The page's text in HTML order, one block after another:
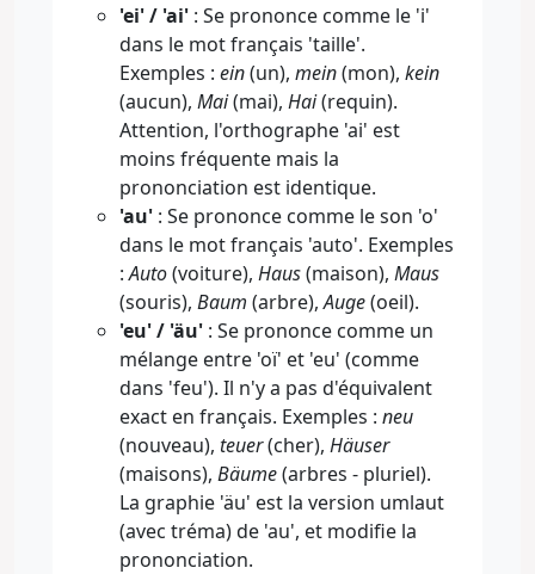
'ei' / 'ai' : Se prononce comme le 'i'
dans le mot français 'taille'.
Exemples : ein(un), mein(mon), kein
(aucun), Mai(mai), Hai(requin).
Attention, l'orthographe 'ai' est
moins fréquente mais la
prononciation est identique.
'au' : Se prononce comme le son 'o'
dans le mot français 'auto'. Exemples
:Auto(voiture), Haus(maison), Maus
(souris), Baum (arbre),Auge(oeil).
'eu' / 'äu' : Se prononce comme un
mélange entre 'oï' et 'eu' (comme
dans 'feu'). Il n'y a pas d'équivalent
exact en français. Exemples : neu
(nouveau), teuer(cher), Häuser
(maisons), Bäume(arbres - pluriel).
La graphie 'äu' est la version umlaut
(avec tréma) de 'au', et modifie la
prononciation.